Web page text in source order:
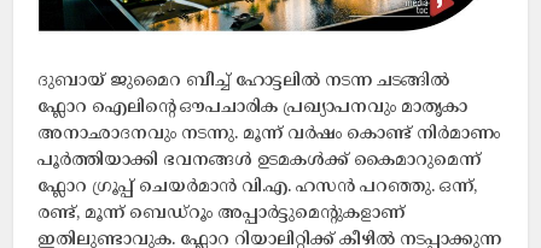
ദുബായ് ജുമൈറ ബീച്ച് ഹോട്ടലിൽ നടന്ന ചടങ്ങിൽ
ഫ്ലോറ ഐലിന്‍റെ ഔപചാരിക പ്രഖ്യാപനവും മാതൃകാ
അനാഛാദനവും നടന്നു. മൂന്ന് വർഷം കൊണ്ട് നിർമാണം
പൂർത്തിയാക്കി ഭവനങ്ങൾ ഉടമകൾക്ക് കൈമാറുമെന്ന്
ഫ്ലോറ ഗ്രൂപ്പ് ചെയർമാൻ വി.എ. ഹസൻ പറഞ്ഞു. ഒന്ന്,
രണ്ട്, മൂന്ന് ബെഡ്റൂം അപ്പാർട്ടുമെന്റുകളാണ്
ഇതിലുണ്ടാവുക. ഫ്ലോറ റിയാലിറ്റിക്ക് കീഴിൽ നടപ്പാക്കുന്ന